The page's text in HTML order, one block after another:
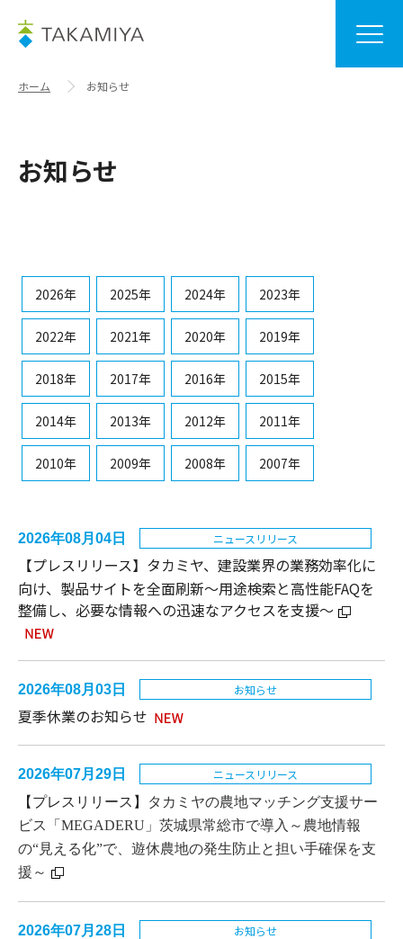
ホーム お知らせ
お知らせ
2026年 2025年 2024年 2023年
2022年 2021年 2020年 2019年
2018年 2017年 2016年 2015年
2014年 2013年 2012年 2011年
2010年 2009年 2008年 2007年
2026年08月04日 ニュースリリース
【プレスリリース】タカミヤ、建設業界の業務効率化に
向け、製品サイトを全面刷新～用途検索と高性能FAQを
整備し、必要な情報への迅速なアクセスを支援～
2026年08月03日 お知らせ
夏季休業のお知らせ
2026年07月29日
ニュースリリース
【プレスリリース】
タカミヤの農地マッチング支援サー
ビス「MEGADERU」茨城県常総市で導入～農地情報
の“見える化”で、遊休農地の発生防止と担い手確保を支
援～
2026年07月28日 お知らせ